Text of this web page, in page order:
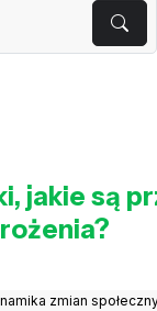
jakie są
zmian